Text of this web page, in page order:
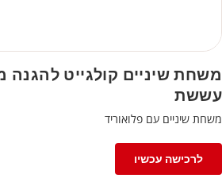
משחת שיניים קולגייט להגנה
עששת
משחת שיניים עם פלואוריד
לרכישה עכשיו